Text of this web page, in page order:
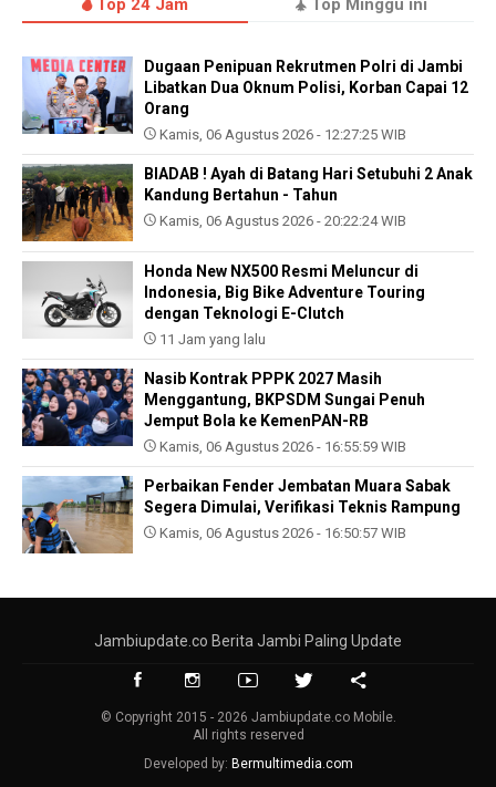
Top 24 Jam Top Minggu ini
Dugaan Penipuan Rekrutmen Polri di Jambi
Libatkan Dua Oknum Polisi, Korban Capai 12
Orang
Kamis, 06 Agustus 2026 - 12:27:25 WIB
BIADAB ! Ayah di Batang Hari Setubuhi 2 Anak
Kandung Bertahun - Tahun
Kamis, 06 Agustus 2026 - 20:22:24 WIB
Honda New NX500 Resmi Meluncur di
Indonesia, Big Bike Adventure Touring
dengan Teknologi E-Clutch
11 Jam yang lalu
Nasib Kontrak PPPK 2027 Masih
Menggantung, BKPSDM Sungai Penuh
Jemput Bola ke KemenPAN-RB
Kamis, 06 Agustus 2026 - 16:55:59 WIB
Perbaikan Fender Jembatan Muara Sabak
Segera Dimulai, Verifikasi Teknis Rampung
Kamis, 06 Agustus 2026 - 16:50:57 WIB
Jambiupdate.co Berita Jambi Paling Update
© Copyright 2015 - 2026 Jambiupdate.co Mobile.
All rights reserved
Developed by: Bermultimedia.com